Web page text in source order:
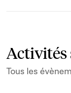
Activités
Tous les